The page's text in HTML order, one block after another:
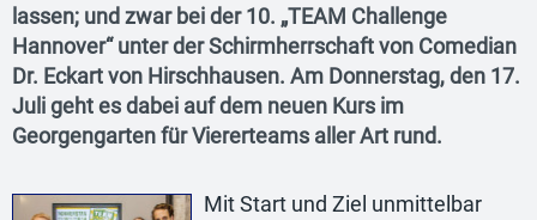
lassen; und zwar bei der 10. „TEAM Challenge
Hannover“ unter der Schirmherrschaft von Comedian
Dr. Eckart von Hirschhausen. Am Donnerstag, den 17.
Juli geht es dabei auf dem neuen Kurs im
Georgengarten für Viererteams aller Art rund.
Mit Start und Ziel unmittelbar